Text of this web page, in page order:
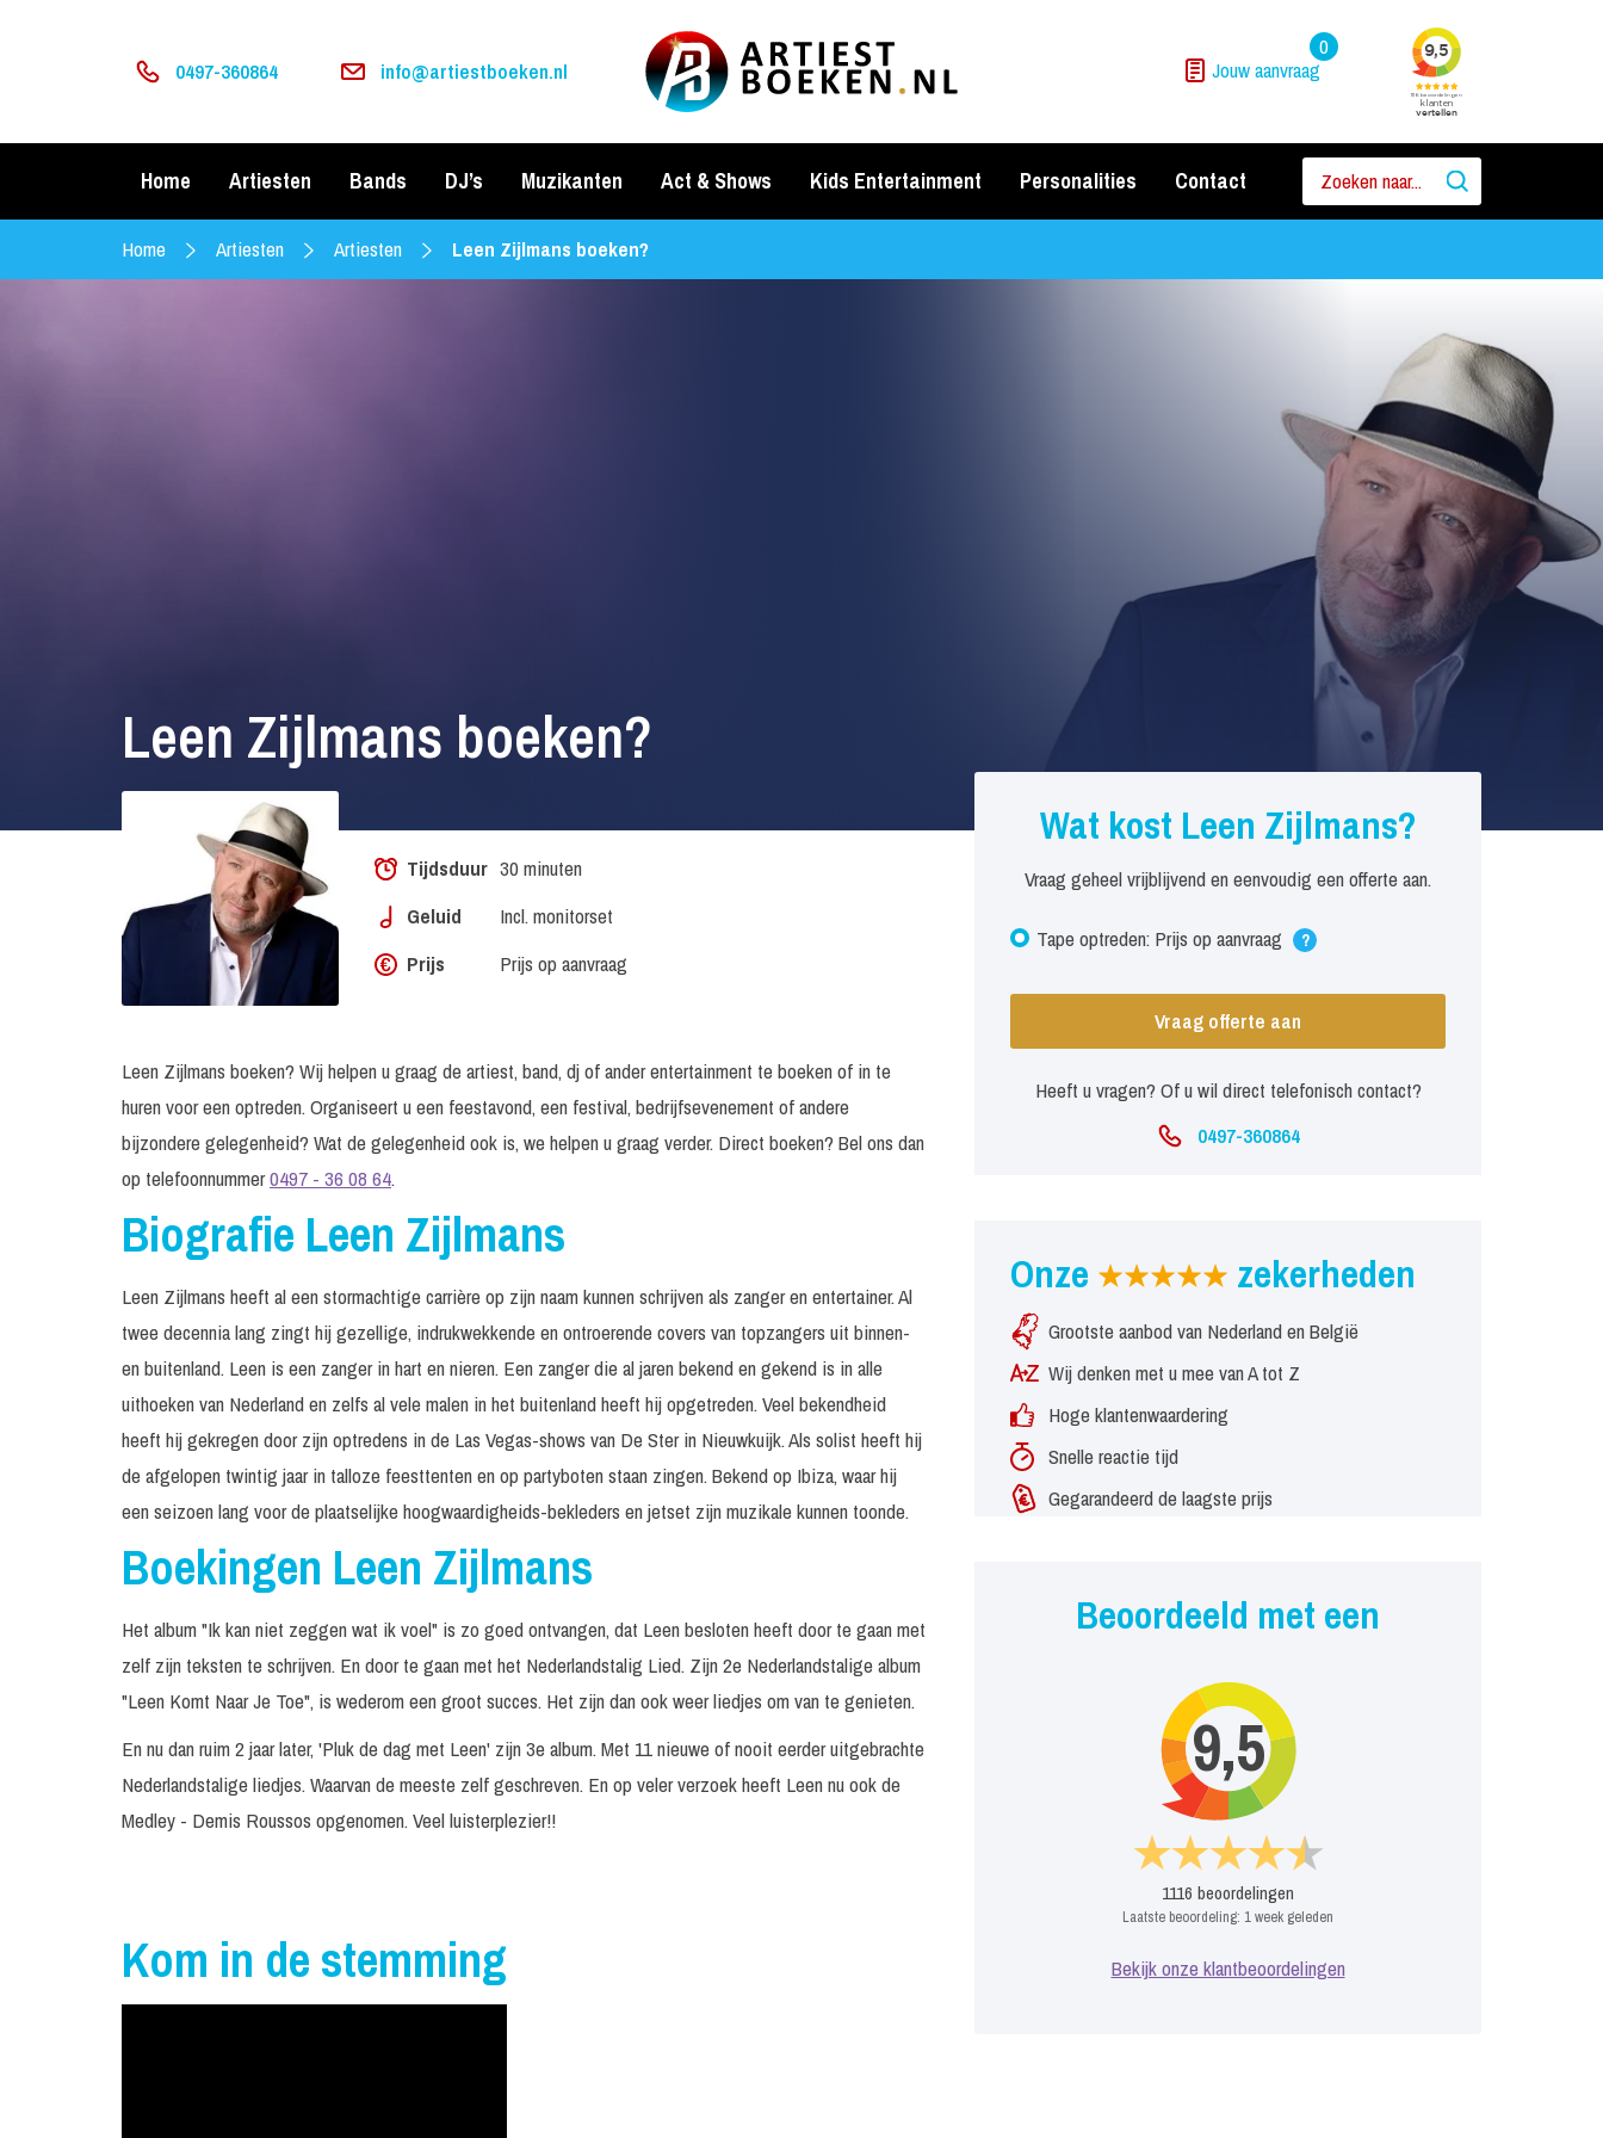
0497-360864 info@artiestboeken.nl Jouw aanvraag
0
Home Artiesten Bands DJ’s Muzikanten Act & Shows Kids Entertainment Personalities Contact
Home Artiesten Artiesten Leen Zijlmans boeken?
Leen Zijlmans boeken?
Tijdsduur 30 minuten
Geluid
Incl. monitorset
Prijs
Prijs op aanvraag
Leen Zijlmans boeken? Wij helpen u graag de artiest, band, dj of ander entertainment te boeken of in te
huren voor een optreden. Organiseert u een feestavond, een festival, bedrijfsevenement of andere
bijzondere gelegenheid? Wat de gelegenheid ook is, we helpen u graag verder. Direct boeken? Bel ons dan
op telefoonnummer0497 - 36 08 64.
Biografie Leen Zijlmans
Leen Zijlmans heeft al een stormachtige carrière op zijn naam kunnen schrijven als zanger en entertainer. Al
twee decennia lang zingt hij gezellige, indrukwekkende en ontroerende covers van topzangers uit binnen-
en buitenland. Leen is een zanger in hart en nieren. Een zanger die al jaren bekend en gekend is in alle
uithoeken van Nederland en zelfs al vele malen in het buitenland heeft hij opgetreden. Veel bekendheid
heeft hij gekregen door zijn optredens in de Las Vegas-shows van De Ster in Nieuwkuijk. Als solist heeft hij
de afgelopen twintig jaar in talloze feesttenten en op partyboten staan zingen. Bekend op Ibiza, waar hij
een seizoen lang voor de plaatselijke hoogwaardigheids-bekleders en jetset zijn muzikale kunnen toonde.
Boekingen Leen Zijlmans
Het album "Ik kan niet zeggen wat ik voel" is zo goed ontvangen, dat Leen besloten heeft door te gaan met
zelf zijn teksten te schrijven. En door te gaan met het Nederlandstalig Lied. Zijn 2e Nederlandstalige album
"Leen Komt Naar Je Toe", is wederom een groot succes. Het zijn dan ook weer liedjes om van te genieten.
En nu dan ruim 2 jaar later, 'Pluk de dag met Leen' zijn 3e album. Met 11 nieuwe of nooit eerder uitgebrachte
Nederlandstalige liedjes. Waarvan de meeste zelf geschreven. En op veler verzoek heeft Leen nu ook de
Medley - Demis Roussos opgenomen. Veel luisterplezier!!
Kom in de stemming
Wat kost Leen Zijlmans?
Vraag geheel vrijblijvend en eenvoudig een offerte aan.
Tape optreden: Prijs op aanvraag ?
Vraag offerte aan
Heeft u vragen? Of u wil direct telefonisch contact?
0497-360864
Onze zekerheden
Grootste aanbod van Nederland en België
Wij denken met u mee van A tot Z
Hoge klantenwaardering
Snelle reactie tijd
Gegarandeerd de laagste prijs
Beoordeeld met een
9,5
1116 beoordelingen
Laatste beoordeling: 1 week geleden
Bekijk onze klantbeoordelingen